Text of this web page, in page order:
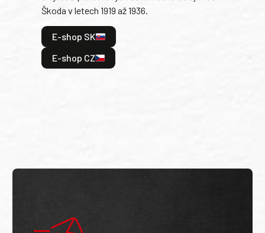
Škoda v letech 1919 až 1936.
E-shop SK
E-shop CZ